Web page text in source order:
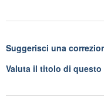
Suggerisci una
Valuta il titolo di